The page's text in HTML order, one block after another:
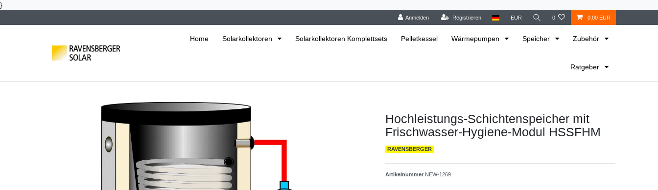
}
Anmelden Registrieren EUR 0 0,00 EUR
Home Solarkollektoren Solarkollektoren Komplettsets Pelletkessel Wärmepumpen Speicher Zubehör
Ratgeber
Hochleistungs-Schichtenspeicher mit
Frischwasser-Hygiene-Modul HSSFHM
RAVENSBERGER
Artikelnummer NEW-1269